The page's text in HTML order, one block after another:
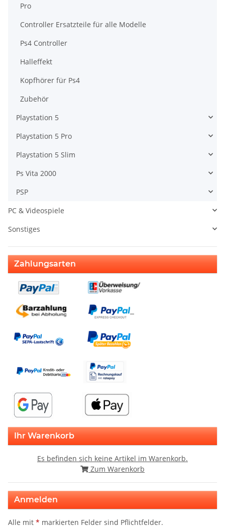
Pro
Controller Ersatzteile für alle Modelle
Ps4 Controller
Halleffekt
Kopfhörer für Ps4
Zubehör
Playstation 5
Playstation 5 Pro
Playstation 5 Slim
Ps Vita 2000
PSP
PC & Videospiele
Sonstiges
Zahlungsarten
Ihr Warenkorb
Es befinden sich keine Artikel im Warenkorb.
Zum Warenkorb
Anmelden
Alle mit * markierten Felder sind Pflichtfelder.